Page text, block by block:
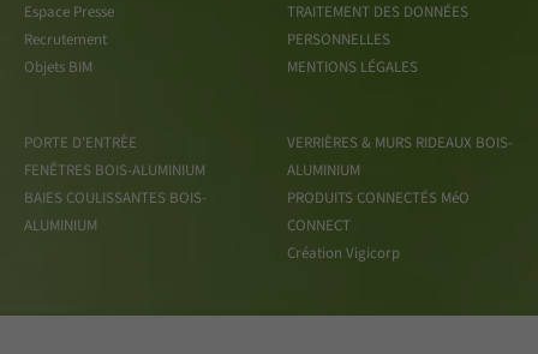
Espace Presse
Recrutement
Objets BIM
TRAITEMENT DES DONNÉES
PERSONNELLES
MENTIONS LÉGALES
PORTE D'ENTRÈE
FENÊTRES BOIS-ALUMINIUM
BAIES COULISSANTES BOIS-
ALUMINIUM
VERRIÈRES & MURS RIDEAUX BOIS-
ALUMINIUM
PRODUITS CONNECTÉS MéO
CONNECT
Création Vigicorp